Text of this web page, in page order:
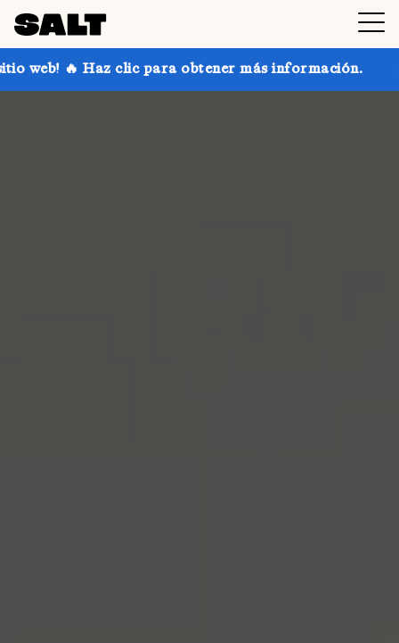
para obtener más información. ¡Consigue hasta